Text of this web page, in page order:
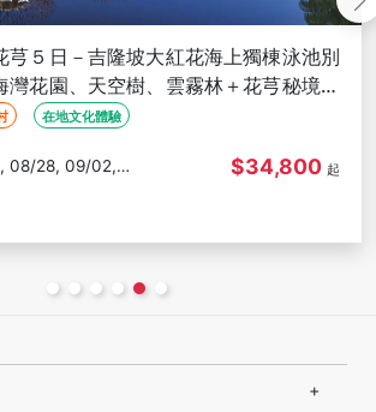
全程５星、大紅花海上花瓣房、聖淘沙
服體驗古城遊、KL高塔旋轉餐廳下午
食 線上旅展
$41,800 起